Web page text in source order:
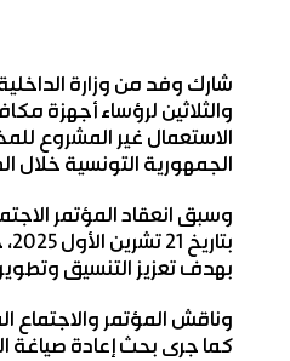
شارك وفد من وزارة
والثلاثين لرؤساء أجهزة
الاستعمال غير المشروع
الجمهورية التونسية خلال الفترة من 22 إلى 24
وسبق انعقاد المؤتمر
بهدف تعزيز التنسيق وتطوير
وناقش المؤتمر والاجتماع
كما جرى بحث إعادة صياغة